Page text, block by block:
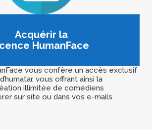
Acquérir la
HumanFace
vous confère un accès exclusif
vous offrant ainsi la
illimitée de comédiens
sur site ou dans vos e-mails.